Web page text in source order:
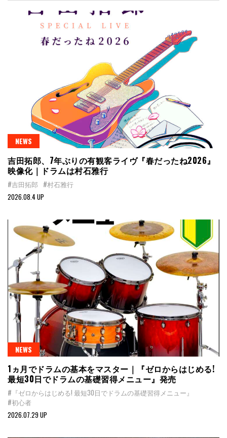
NEWS
吉田拓郎、7年ぶりの有観客ライヴ『春だったね2026』
映像化｜ドラムは村石雅行
#吉田拓郎 #村石雅行
2026.08.4 UP
NEWS
1ヵ月でドラムの基本をマスター｜『ゼロからはじめる!
最短30日でドラムの基礎習得メニュー』発売
#『ゼロからはじめる! 最短30日でドラムの基礎習得メニュー』
#初心者
2026.07.29 UP